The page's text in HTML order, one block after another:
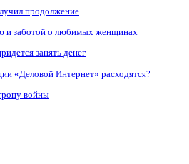
продолжение
и заботой о любимых женщинах
занять денег
«Деловой Интернет» расходятся?
войны